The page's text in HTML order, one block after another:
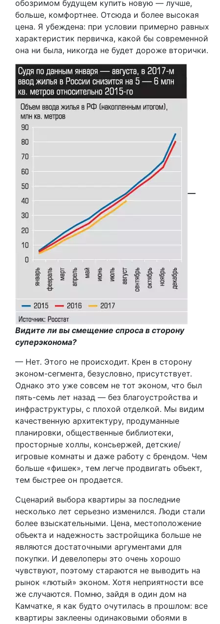
обозримом будущем купить новую — лучше,
больше, комфортнее. Отсюда и более высокая
цена. Я убеждена: при условии примерно равных
характеристик первичка, какой бы современной
она ни была, никогда не будет дороже вторички.
—
Видите ли вы смещение спроса в сторону
суперэконома?
— Нет. Этого не происходит. Крен в сторону
эконом-сегмента, безусловно, присутствует.
Однако это уже совсем не тот эконом, что был
пять-семь лет назад — без благоустройства и
инфраструктуры, с плохой отделкой. Мы видим
качественную архитектуру, продуманные
планировки, общественные библиотеки,
просторные холлы, консьержей, детские/
игровые комнаты и даже работу с брендом. Чем
больше «фишек», тем легче продвигать объект,
тем быстрее он продается.
Сценарий выбора квартиры за последние
несколько лет серьезно изменился. Люди стали
более взыскательными. Цена, местоположение
объекта и надежность застройщика больше не
являются достаточными аргументами для
покупки. И девелоперы это очень хорошо
чувствуют, поэтому стараются не выводить на
рынок «лютый» эконом. Хотя неприятности все
же случаются. Помню, зайдя в один дом на
Камчатке, я как будто очутилась в прошлом: все
квартиры заклеены одинаковыми обоями в